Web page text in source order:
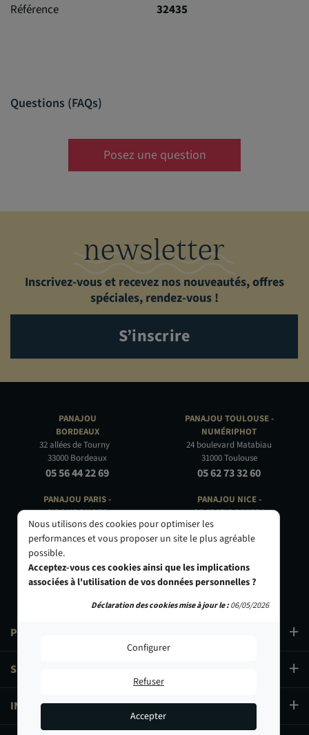
Référence
32435
Questions (FAQs)
Posez une question
newsletter
Inscrivez-vous et recevez nos nouveautés, offres
spéciales, rendez-vous !
S’inscrire
PANAJOU
BORDEAUX
32 allées de Tourny
33000 Bordeaux
05 56 44 22 69
PANAJOU PARIS -
CIRQUE PHOTO
9, bd des Filles-du-Calvaire
75003 Paris
01 40 29 91 91
PRODUITS
SERVICES
INFORMATIONS
PANAJOU TOULOUSE -
NUMÉRIPHOT
24 boulevard Matabiau
31000 Toulouse
05 62 73 32 60
PANAJOU NICE -
OBJECTIF RIVIERA
24 Rue de l'Hôtel des Postes
06000 Nice
Nous utilisons des cookies pour optimiser les
performances et vous proposer un site le plus agréable
possible.
Acceptez-vous ces cookies ainsi que les implications
associées à l'utilisation de vos données personnelles ?
Configurer
Refuser
Accepter
Déclaration des cookies mise à jour le :06/05/2026